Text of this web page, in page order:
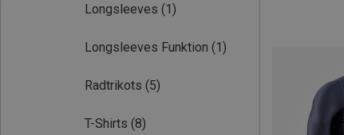
Longsleeves (1)
Longsleeves Funktion (1)
Radtrikots (5)
T-Shirts (8)